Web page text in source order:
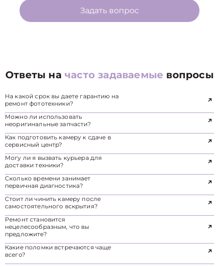
Задать вопрос
Ответы начасто задаваемые вопросы
На какой срок вы даете гарантию на
ремонт фототехники?
Можно ли использовать
неоригинальные запчасти?
Как подготовить камеру к сдаче в
сервисный центр?
Могу ли я вызвать курьера для
доставки техники?
Сколько времени занимает
первичная диагностика?
Стоит ли чинить камеру после
самостоятельного вскрытия?
Ремонт становится
нецелесообразным, что вы
предложите?
Какие поломки встречаются чаще
всего?